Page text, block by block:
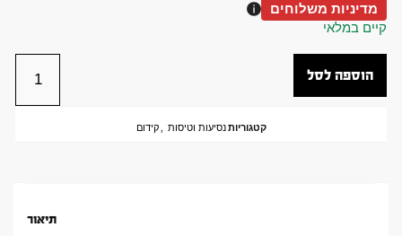
מדיניות משלוחים
קיים במלאי
הוספה לסל
קטגוריות נסיעות וטיסות ,קידום
תיאור